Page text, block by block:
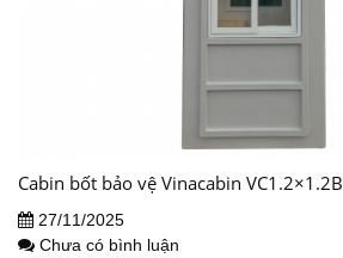
Cabin bốt bảo vệ Vinacabin VC1.2×1.2B
27/11/2025
Chưa có bình luận